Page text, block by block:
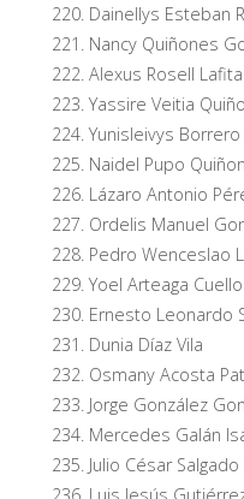
Dainellys Esteban
Nancy Quiñones
Alexus Rosell Lafita
Yassire Veitia
Yunisleivys
Naidel Pupo
Lázaro Antonio
Ordelis Manuel
Pedro Wenceslao
Yoel Arteaga Cuello
Ernesto Leonardo
Dunia Díaz Vila
Osmany Acosta
Jorge González
Mercedes Galán
Julio César